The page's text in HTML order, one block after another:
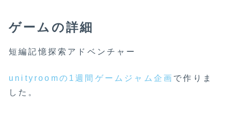
ゲームの詳細
短編記憶探索アドベンチャー
unityroomの1週間ゲームジャム企画 で作りま
した。